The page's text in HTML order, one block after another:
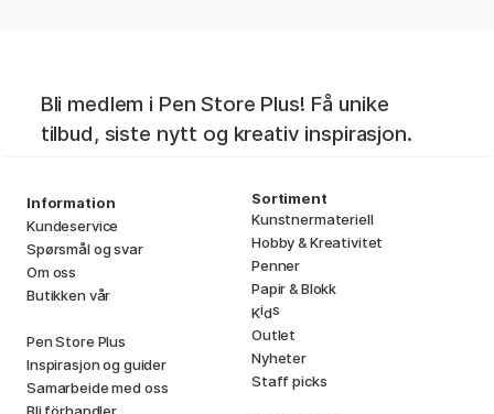
Bli medlem i Pen Store Plus! Få unike
tilbud, siste nytt og kreativ inspirasjon.
Information
Kundeservice
Spørsmål og svar
Om oss
Butikken vår
Pen Store Plus
Inspirasjon og guider
Samarbeide med oss
Bli förhandler
Sortiment
Kunstnermateriell
Hobby & Kreativitet
Penner
Papir & Blokk
Kids
Outlet
Nyheter
Staff picks